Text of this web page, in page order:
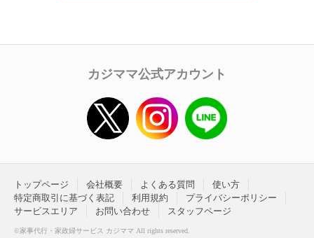
カジママ公式アカウント
トップページ 会社概要 よくある質問
使い方
特定商取引に基づく表記
利用規約
プライバシーポリシー
サービスエリア
お問い合わせ スタッフページ
©家事代行・家政婦サービス カジママ All rights reserved.